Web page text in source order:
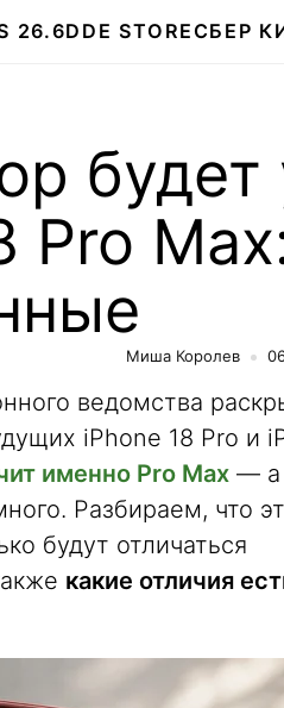
26.6DDE STORE СБЕР
будет
Pro
Миша Королев
ведомства
iPhone 18 Pro и
именно Pro Max — а
Разбираем, что
будут отличаться
какие отличия